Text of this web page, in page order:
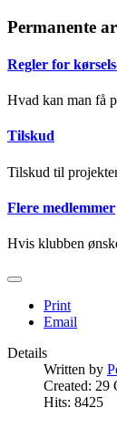
Permanente
Regler for
Hvad kan man få
Tilskud
Tilskud til
Flere medlemmer
Hvis klubben
Print
Email
Details
Written by
Created: 29
Hits: 8425